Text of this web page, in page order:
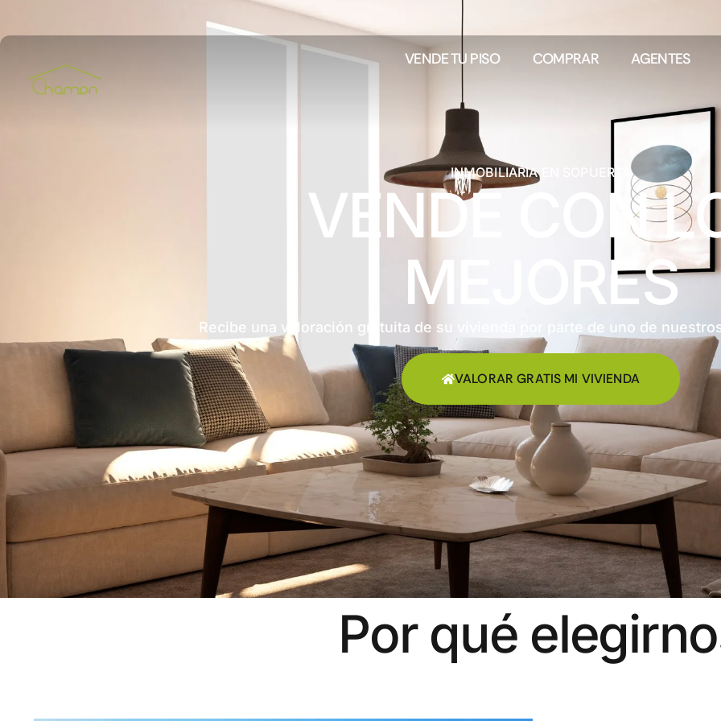
VENDE TU PISO COMPRAR AGENTES
INMOBILIARIA EN SOPUERTA
VENDE CON
MEJORES
Recibe una valoración gratuita de su vivienda por parte de uno de
VALORAR GRATIS MI VIVIENDA
Por qué